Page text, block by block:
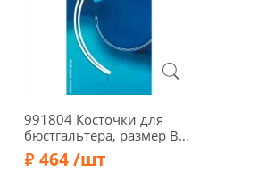
991804 Косточки для
бюстгальтера, размер В
(90) белый цв. Prym
464 /шт